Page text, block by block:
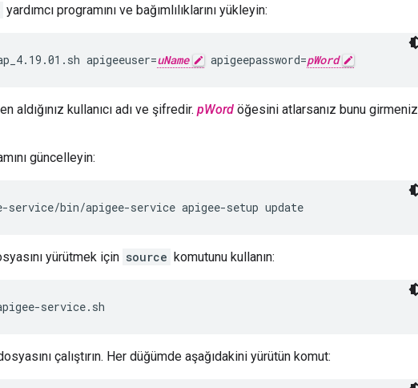
yardımcı programını ve bağımlılıklarını yükleyin:
apigeeuser=uName apigeepassword=pWord
aldığınız kullanıcı adı ve şifredir. pWord öğesini atlarsanız bunu girmeniz
güncelleyin:
service/bin/apigee-service apigee-setup update
yürütmek için source komutunu kullanın:
service.sh
çalıştırın. Her düğümde aşağıdakini yürütün komut: